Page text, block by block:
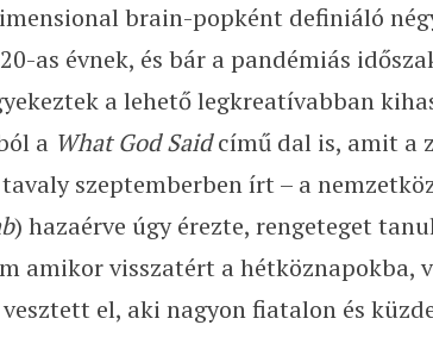
brain-popként definiáló
as évnek, és bár a pandémiás
a lehető legkreatívabban
a What God Saidcímű dal is, amit a
szeptemberben írt – a
) hazaérve úgy érezte, rengeteget
amikor visszatért a hétköznapokba,
el, aki nagyon fiatalon és